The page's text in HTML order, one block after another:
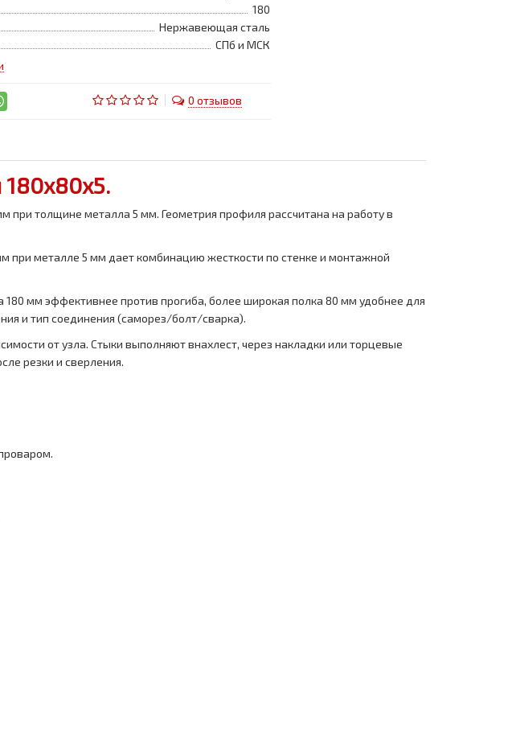
180
Нержавеющая сталь
СПб и МСК
0 отзывов
толщине металла 5 мм. Геометрия профиля рассчитана на работу в
при металле 5 мм дает комбинацию жесткости по стенке и монтажной
мм эффективнее против прогиба, более широкая полка 80 мм удобнее для
и тип соединения (саморез/болт/сварка).
от узла. Стыки выполняют внахлест, через накладки или торцевые
резки и сверления.